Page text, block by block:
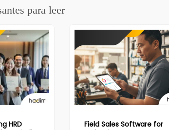
para leer
HRD
Field Sales Software for